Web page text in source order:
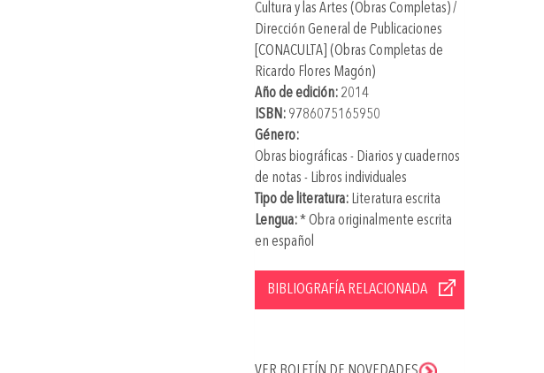
Cultura y las Artes (Obras Completas) /
Dirección General de Publicaciones
[CONACULTA] (Obras Completas de
Ricardo Flores Magón)
Año de edición:2014
ISBN: 9786075165950
Género:
Obras biográficas - Diarios y cuadernos
de notas - Libros individuales
Tipo de literatura:Literatura escrita
Lengua:* Obra originalmente escrita
en español
BIBLIOGRAFÍA RELACIONADA